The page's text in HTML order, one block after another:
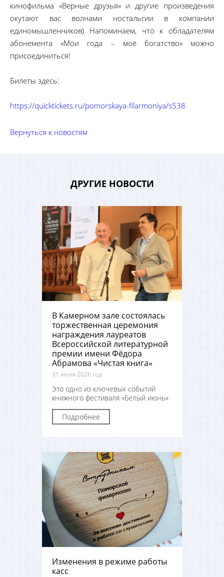
кинофильма «Верные друзья» и другие произведения
окутают вас волнами ностальгии в компании
единомышленников) Напоминаем, что к обладателям
абонемента «Мои года – моё богатство» можно
присоединиться!
Билеты здесь:
https://quicktickets.ru/pomorskaya-filarmoniya/s538
Вернуться к новостям
ДРУГИЕ НОВОСТИ
В Камерном зале состоялась
торжественная церемония
награждения лауреатов
Всероссийской литературной
премии имени Фёдора
Абрамова «Чистая книга»
31 июля 2026 год
Это одно из ключевых событий
книжного фестиваля «Белый июнь»
Подробнее
Изменения в режиме работы
касс